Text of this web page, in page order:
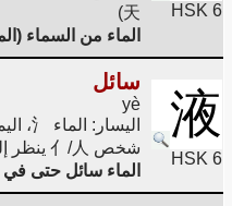
HSK 6
天)
الماء من السماء
液
HSK 6
سائل
yè
شخص 亻/人 ينظر إلى القمر 月 ليلاً.)
الماء سائل حتى في